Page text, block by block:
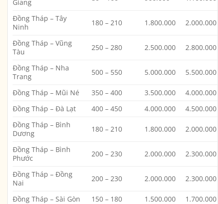
Giang
Đồng Tháp – Tây
Ninh
180 – 210 1.800.000 2.000.000
Đồng Tháp – Vũng
Tàu
250 – 280 2.500.000 2.800.000
Đồng Tháp – Nha
Trang
500 – 550 5.000.000 5.500.000
Đồng Tháp – Mũi Né 350 – 400 3.500.000
4.000.000
Đồng Tháp – Đà Lạt
400 – 450 4.000.000
4.500.000
Đồng Tháp – Bình
Dương
180 – 210 1.800.000 2.000.000
Đồng Tháp – Bình
Phước
200 – 230 2.000.000 2.300.000
Đồng Tháp – Đồng
Nai
200 – 230 2.000.000 2.300.000
Đồng Tháp – Sài Gòn 150 – 180 1.500.000
1.700.000